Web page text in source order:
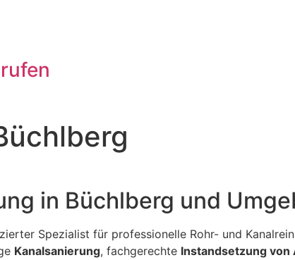
in Büchlberg und
Spezialist für professionelle Rohr- und
Kanalsanierung, fachgerechte Instandsetzung